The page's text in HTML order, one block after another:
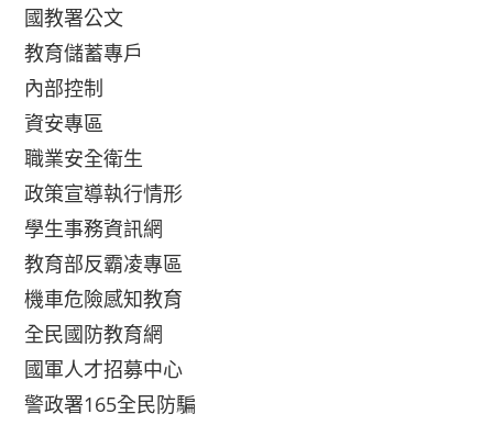
國教署公文
教育儲蓄專戶
內部控制
資安專區
職業安全衛生
政策宣導執行情形
學生事務資訊網
教育部反霸凌專區
機車危險感知教育
全民國防教育網
國軍人才招募中心
警政署165全民防騙